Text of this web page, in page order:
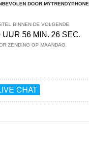
DOOR MYTRENDYPHONE
BINNEN DE VOLGENDE
UUR 56 MIN. 26 SEC.
ZENDING OP MAANDAG.
CHAT